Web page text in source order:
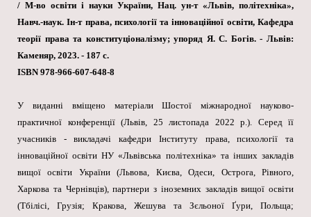
/ М-во освіти і науки України, Нац. ун-т «Львів, політехніка»,
Навч.-наук. Ін-т права, психології та інноваційної освіти, Кафедра
теорії права та конституціоналізму; упоряд Я. С. Богів. - Львів:
Каменяр, 2023. - 187 с.
ISBN 978-966-607-648-8
У виданні вміщено матеріали Шостої міжнародної науково-
практичної конференції (Львів, 25 листопада 2022 р.). Серед її
учасників - викладачі кафедри Інституту права, психології та
інноваційної освіти НУ «Львівська політехніка» та інших закладів
вищої освіти України (Львова, Києва, Одеси, Острога, Рівного,
Харкова та Чернівців), партнери з іноземних закладів вищої освіти
(Тбілісі, Грузія; Кракова, Жешува та Зєльоної Ґури, Польща;